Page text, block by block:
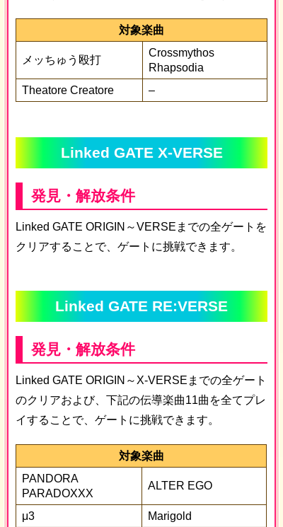
対象楽曲
メッちゅう殴打
Crossmythos
Rhapsodia
Theatore Creatore
–
Linked GATE X-VERSE
発見・解放条件
Linked GATE ORIGIN～VERSEまでの全ゲートを
クリアすることで、ゲートに挑戦できます。
Linked GATE RE:VERSE
発見・解放条件
Linked GATE ORIGIN～X-VERSEまでの全ゲート
のクリアおよび、下記の伝導楽曲11曲を全てプレ
イすることで、ゲートに挑戦できます。
対象楽曲
PANDORA
PARADOXXX
ALTER EGO
μ3
Marigold